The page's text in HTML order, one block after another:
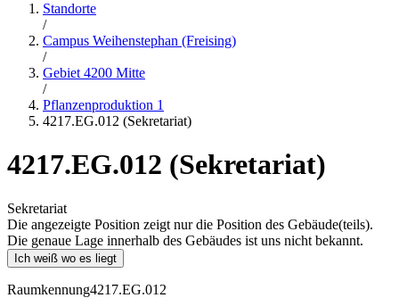
Standorte
/
Campus Weihenstephan (Freising)
/
Gebiet 4200 Mitte
/
Pflanzenproduktion 1
4217.EG.012 (Sekretariat)
4217.EG.012 (Sekretariat)
Sekretariat
Die angezeigte Position zeigt nur die Position des Gebäude(teils).
Die genaue Lage innerhalb des Gebäudes ist uns nicht bekannt.
Ich weiß wo es liegt
Raumkennung4217.EG.012